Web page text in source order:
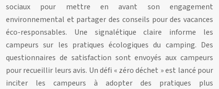
sociaux pour mettre en avant son engagement
environnemental et partager des conseils pour des vacances
éco-responsables. Une signalétique claire informe les
campeurs sur les pratiques écologiques du camping. Des
questionnaires de satisfaction sont envoyés aux campeurs
pour recueillir leurs avis. Un défi « zéro déchet » est lancé pour
inciter les campeurs à adopter des pratiques plus